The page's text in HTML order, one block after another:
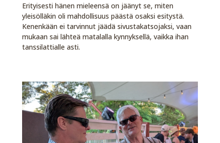
Erityisesti hänen mieleensä on jäänyt se, miten
yleisölläkin oli mahdollisuus päästä osaksi esitystä.
Kenenkään ei tarvinnut jäädä sivustakatsojaksi, vaan
mukaan sai lähteä matalalla kynnyksellä, vaikka ihan
tanssilattialle asti.